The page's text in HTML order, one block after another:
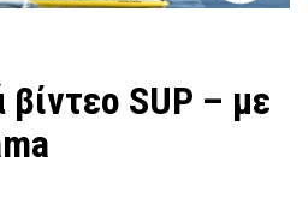
βίντεο SUP – με